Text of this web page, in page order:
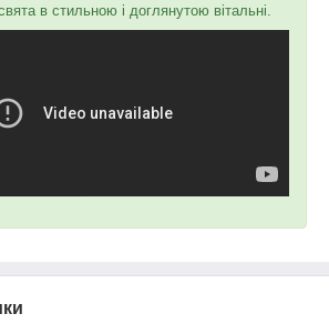
в стильною і доглянутою вітальні.